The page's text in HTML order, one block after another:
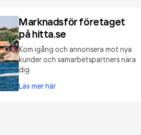
Marknadsför företaget
på hitta.se
Kom igång och annonsera mot nya
kunder och samarbetspartners nära
dig.
Läs mer här